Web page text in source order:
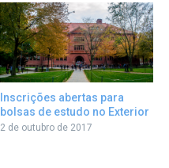
Inscrições abertas para
bolsas de estudo no Exterior
2 de outubro de 2017